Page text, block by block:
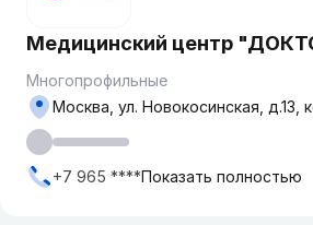
​Медицинский центр
Многопрофильные
Москва, ул. ​Новокосинская, д.13,
+7 965 ****Показать полностью